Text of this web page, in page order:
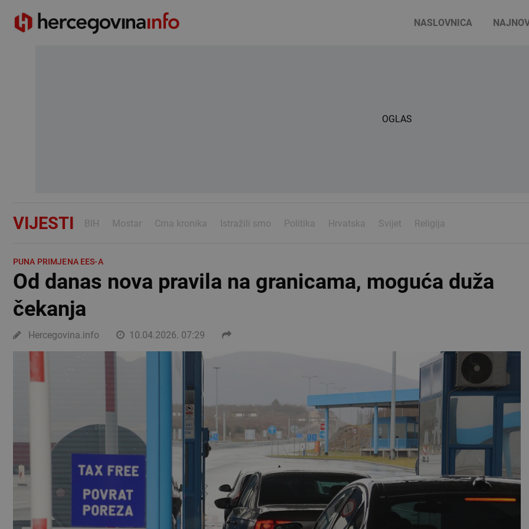
NASLOVNICA
OGLAS
VIJESTI BIH Mostar Crna kronika Istražili smo Politika Hrvatska Svijet Religija
PUNA PRIMJENA EES-A
Od danas nova pravila na granicama, moguća duža
čekanja
Hercegovina.info 10.04.2026. 07:29